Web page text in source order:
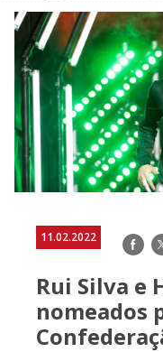
11.02.2022
Rui Silva e
nomeados